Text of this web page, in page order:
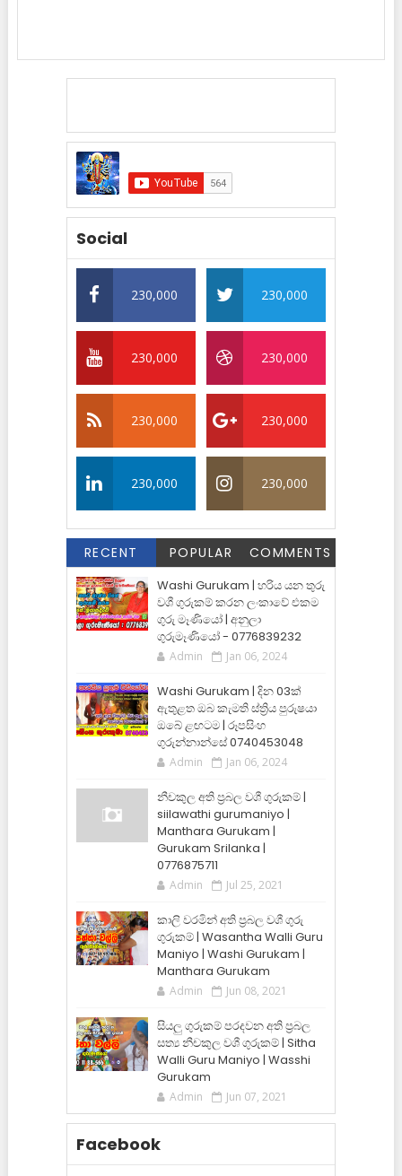
Social
230,000 230,000
230,000 230,000
230,000 230,000
230,000 230,000
RECENT POPULAR COMMENTS
Washi Gurukam | හරිය යන තුරු
වශී ගුරුකම් කරන ලංකාවේ එකම
ගුරු මෑණියෝ | අනුලා
ගුරුමෑණියෝ - 0776839232
Admin Jan 06, 2024
Washi Gurukam | දින 03ක්
ඇතුළත ඔබ කැමති ස්ත්‍රිය පුරුෂයා
ඔබේ ළඟටම | රූපසිංහ
ගුරුන්නාන්සේ 0740453048
Admin Jan 06, 2024
නීචකුල අති ප්‍රබල වශී ගුරුකම් |
siilawathi gurumaniyo |
Manthara Gurukam |
Gurukam Srilanka |
0776875711
Admin Jul 25, 2021
කාලි වරමින් අති ප්‍රබල වශී ගුරු
ගුරුකම් | Wasantha Walli Guru
Maniyo | Washi Gurukam |
Manthara Gurukam
Admin Jun 08, 2021
සියලු ගුරුකම් පරදවන අති ප්‍රබල
සත්‍ය නීචකුල වශී ගුරුකම් | Sitha
Walli Guru Maniyo | Wasshi
Gurukam
Admin Jun 07, 2021
Facebook